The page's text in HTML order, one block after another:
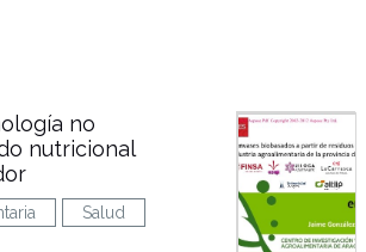
no
nutricional
Salud